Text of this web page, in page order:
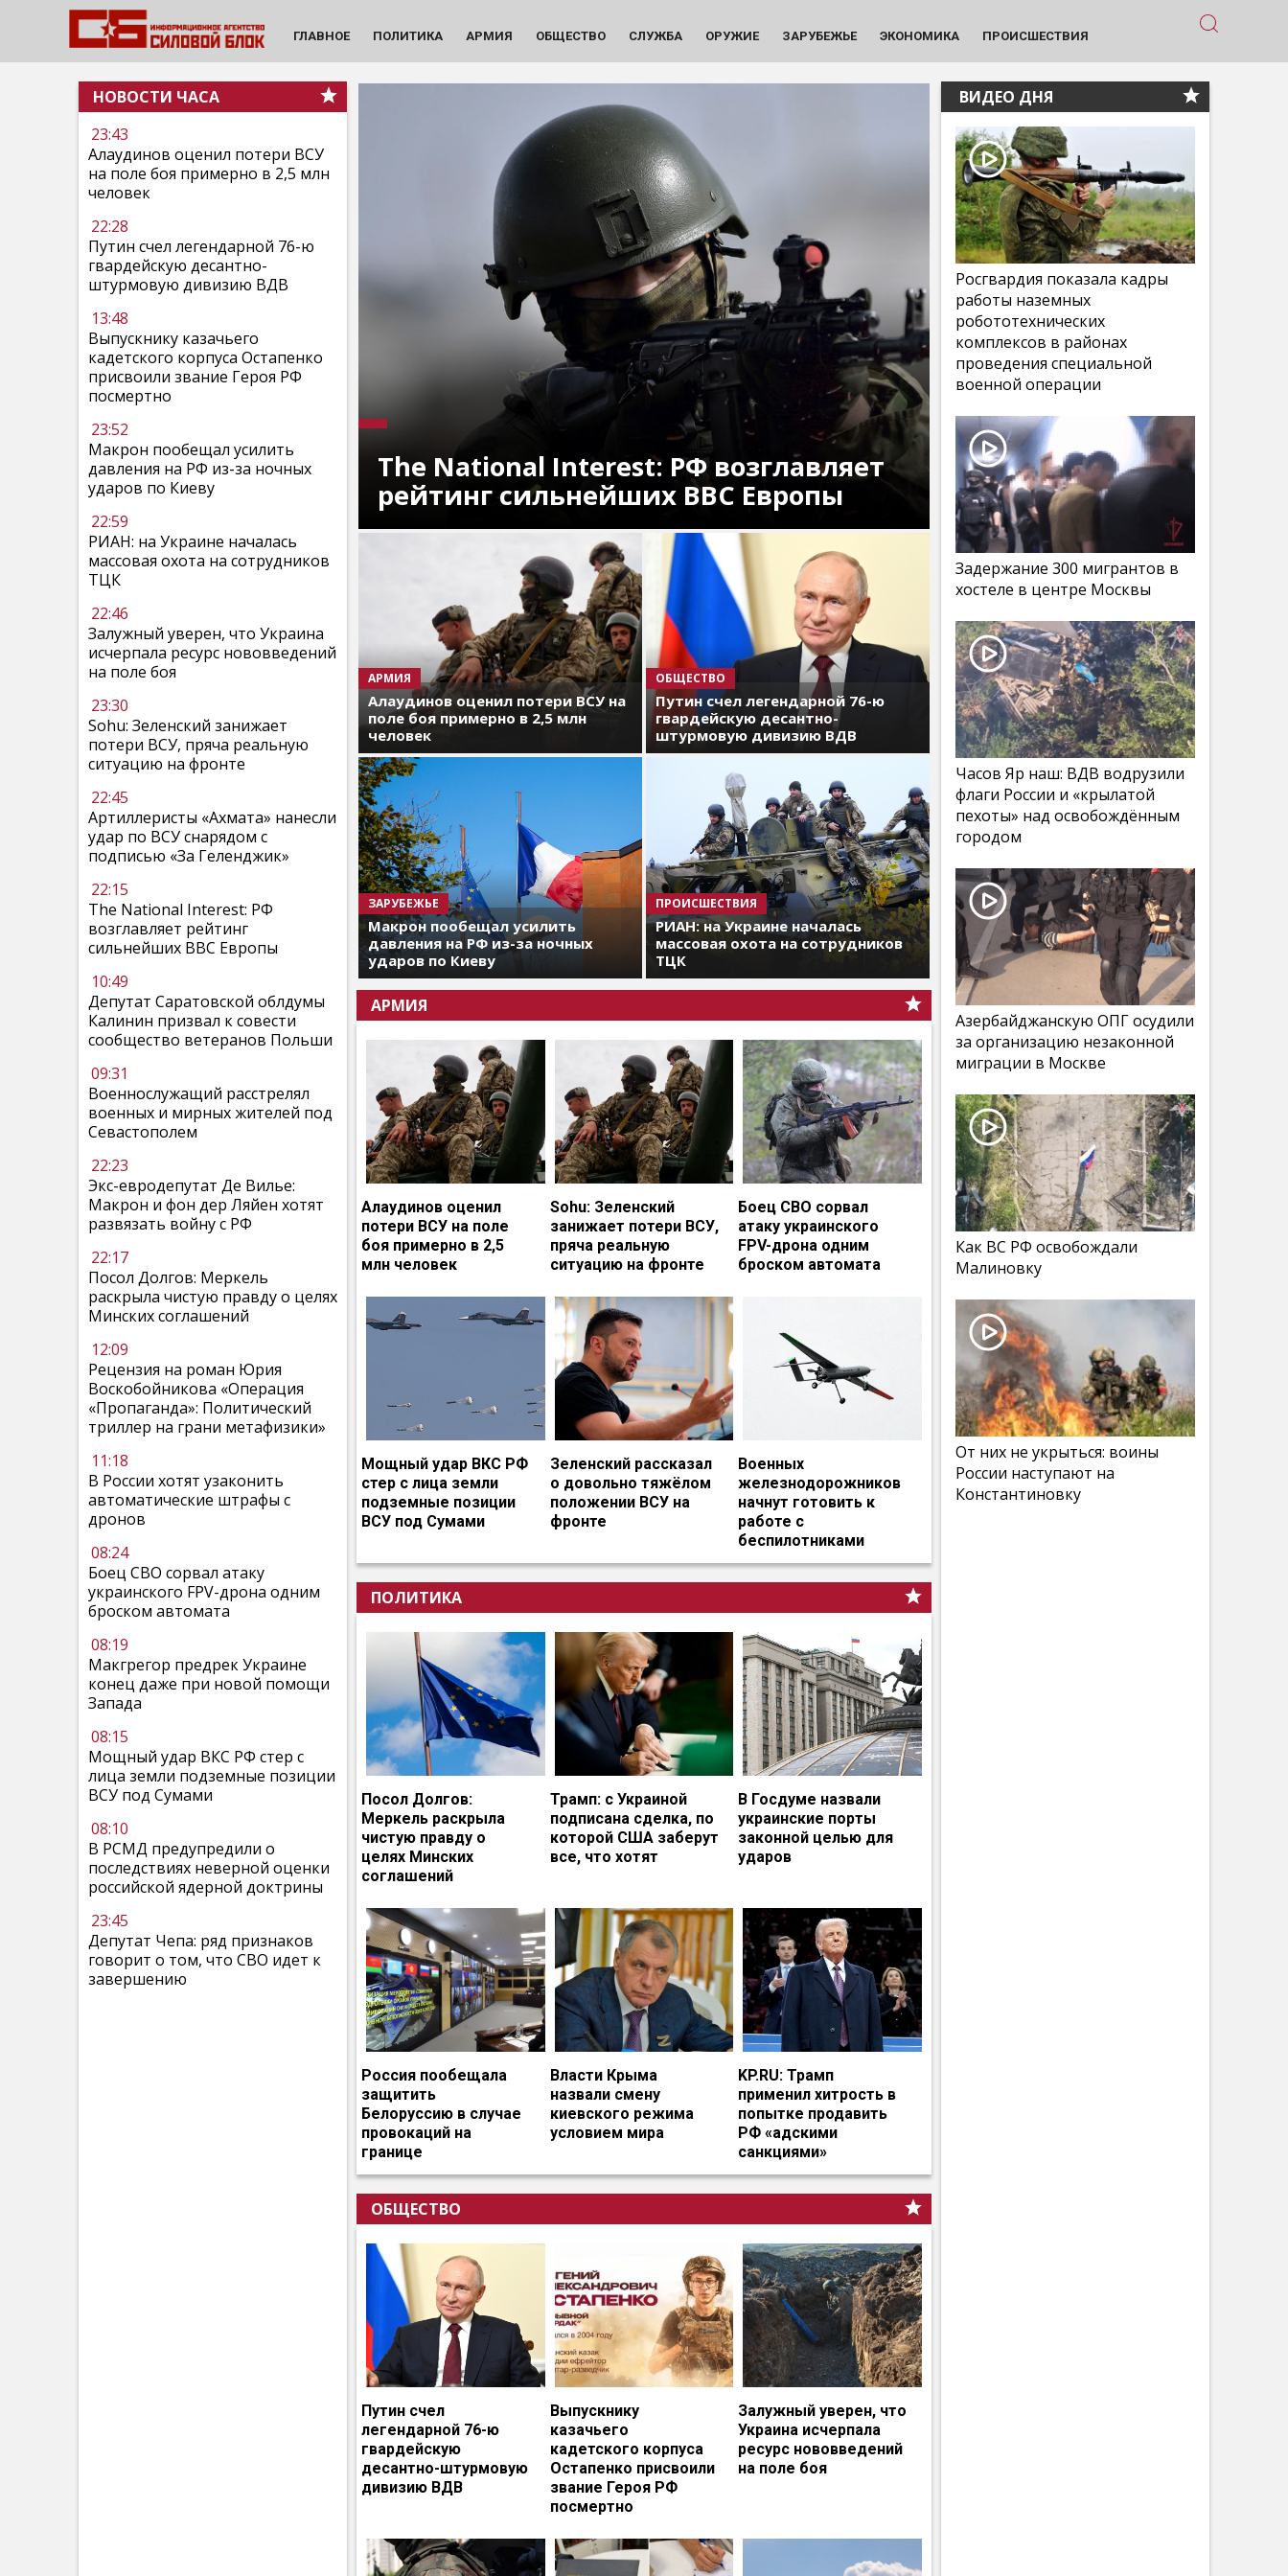
ГЛАВНОЕ ПОЛИТИКА АРМИЯ ОБЩЕСТВО СЛУЖБА ОРУЖИЕ ЗАРУБЕЖЬЕ ЭКОНОМИКА ПРОИСШЕСТВИЯ
НОВОСТИ ЧАСА
23:43
Алаудинов оценил потери ВСУ
на поле боя примерно в 2,5 млн
человек
22:28
Путин счел легендарной 76-ю
гвардейскую десантно-
штурмовую дивизию ВДВ
13:48
Выпускнику казачьего
кадетского корпуса Остапенко
присвоили звание Героя РФ
посмертно
23:52
Макрон пообещал усилить
давления на РФ из-за ночных
ударов по Киеву
22:59
РИАН: на Украине началась
массовая охота на сотрудников
ТЦК
22:46
Залужный уверен, что Украина
исчерпала ресурс нововведений
на поле боя
23:30
Sohu: Зеленский занижает
потери ВСУ, пряча реальную
ситуацию на фронте
22:45
Артиллеристы «Ахмата» нанесли
удар по ВСУ снарядом с
подписью «За Геленджик»
22:15
The National Interest: РФ
возглавляет рейтинг
сильнейших ВВС Европы
10:49
Депутат Саратовской облдумы
Калинин призвал к совести
сообщество ветеранов Польши
09:31
Военнослужащий расстрелял
военных и мирных жителей под
Севастополем
22:23
Экс-евродепутат Де Вилье:
Макрон и фон дер Ляйен хотят
развязать войну с РФ
22:17
Посол Долгов: Меркель
раскрыла чистую правду о целях
Минских соглашений
12:09
Рецензия на роман Юрия
Воскобойникова «Операция
«Пропаганда»: Политический
триллер на грани метафизики»
11:18
В России хотят узаконить
автоматические штрафы с
дронов
08:24
Боец СВО сорвал атаку
украинского FPV-дрона одним
броском автомата
08:19
Макгрегор предрек Украине
конец даже при новой помощи
Запада
08:15
Мощный удар ВКС РФ стер с
лица земли подземные позиции
ВСУ под Сумами
08:10
В РСМД предупредили о
последствиях неверной оценки
российской ядерной доктрины
23:45
Депутат Чепа: ряд признаков
говорит о том, что СВО идет к
завершению
The National Interest: РФ возглавляет
рейтинг сильнейших ВВС Европы
АРМИЯ
Алаудинов оценил потери ВСУ на
поле боя примерно в 2,5 млн
человек
ОБЩЕСТВО
Путин счел легендарной 76-ю
гвардейскую десантно-
штурмовую дивизию ВДВ
ЗАРУБЕЖЬЕ
Макрон пообещал усилить
давления на РФ из-за ночных
ударов по Киеву
ПРОИСШЕСТВИЯ
РИАН: на Украине началась
массовая охота на сотрудников
ТЦК
АРМИЯ
Алаудинов оценил
потери ВСУ на поле
боя примерно в 2,5
млн человек
Sohu: Зеленский
занижает потери ВСУ,
пряча реальную
ситуацию на фронте
Боец СВО сорвал
атаку украинского
FPV-дрона одним
броском автомата
Мощный удар ВКС РФ
стер с лица земли
подземные позиции
ВСУ под Сумами
Зеленский рассказал
о довольно тяжёлом
положении ВСУ на
фронте
Военных
железнодорожников
начнут готовить к
работе с
беспилотниками
ПОЛИТИКА
Посол Долгов:
Меркель раскрыла
чистую правду о
целях Минских
соглашений
Трамп: с Украиной
подписана сделка, по
которой США заберут
все, что хотят
В Госдуме назвали
украинские порты
законной целью для
ударов
Россия пообещала
защитить
Белоруссию в случае
провокаций на
границе
Власти Крыма
назвали смену
киевского режима
условием мира
KP.RU: Трамп
применил хитрость в
попытке продавить
РФ «адскими
санкциями»
ОБЩЕСТВО
Путин счел
легендарной 76-ю
гвардейскую
десантно-штурмовую
дивизию ВДВ
Выпускнику
казачьего
кадетского корпуса
Остапенко присвоили
звание Героя РФ
посмертно
Залужный уверен, что
Украина исчерпала
ресурс нововведений
на поле боя
ВИДЕО ДНЯ
Росгвардия показала кадры
работы наземных
робототехнических
комплексов в районах
проведения специальной
военной операции
Задержание 300 мигрантов в
хостеле в центре Москвы
Часов Яр наш: ВДВ водрузили
флаги России и «крылатой
пехоты» над освобождённым
городом
Азербайджанскую ОПГ осудили
за организацию незаконной
миграции в Москве
Как ВС РФ освобождали
Малиновку
От них не укрыться: воины
России наступают на
Константиновку